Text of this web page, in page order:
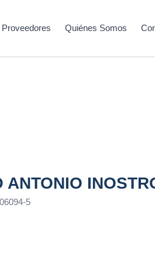
Proveedores Quiénes Somos
ANTONIO
5